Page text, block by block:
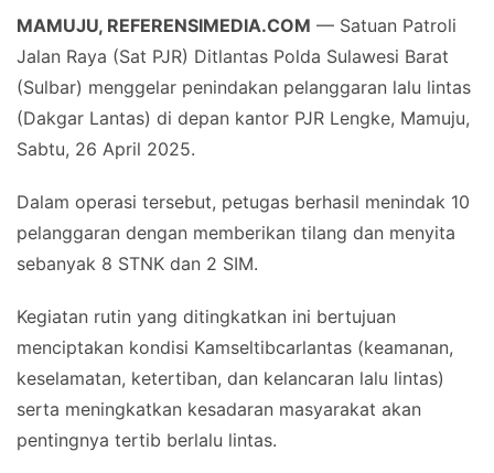
MAMUJU, REFERENSIMEDIA.COM — Satuan Patroli
Jalan Raya (Sat PJR) Ditlantas Polda Sulawesi Barat
(Sulbar) menggelar penindakan pelanggaran lalu lintas
(Dakgar Lantas) di depan kantor PJR Lengke, Mamuju,
Sabtu, 26 April 2025.
Dalam operasi tersebut, petugas berhasil menindak 10
pelanggaran dengan memberikan tilang dan menyita
sebanyak 8 STNK dan 2 SIM.
Kegiatan rutin yang ditingkatkan ini bertujuan
menciptakan kondisi Kamseltibcarlantas (keamanan,
keselamatan, ketertiban, dan kelancaran lalu lintas)
serta meningkatkan kesadaran masyarakat akan
pentingnya tertib berlalu lintas.